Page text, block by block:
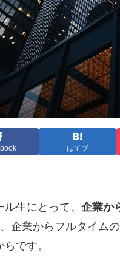
はてブ
生にとって、 企業か
企業からフルタイム
です。